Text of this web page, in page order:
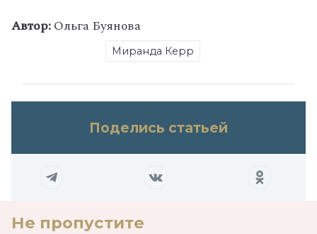
Автор:Ольга Буянова
Миранда Керр
Поделись статьей
Не пропустите